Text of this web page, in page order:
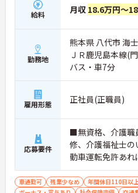
給料 月収 18.6万円～
勤務地
熊本県 八代市 海
ＪＲ鹿児島本線(
バス・車7分
雇用形態 正社員(正職員)
応募要件
■無資格、介護職
修、介護福祉士
動車運転免許あれ
車通勤可 残業少なめ 年間休日110日以